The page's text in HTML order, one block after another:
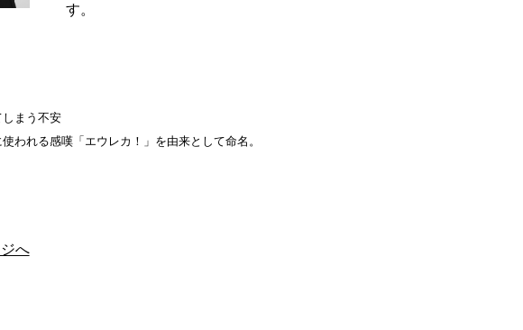
す。
まう不安
われる感嘆「エウレカ！」を由来として命名。
へ